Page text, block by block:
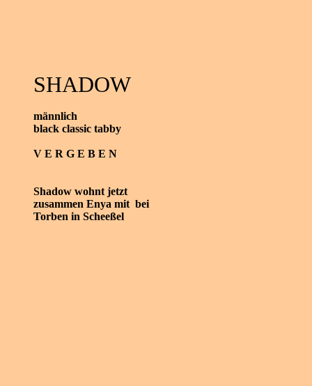
SHADOW
männlich
black classic tabby
V E R G E B E N
Shadow wohnt jetzt
zusammen Enya mit bei
Torben in Scheeßel